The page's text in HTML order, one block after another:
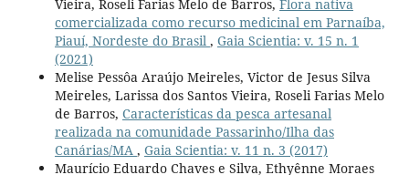
Vieira, Roseli Farias Melo de Barros, Flora nativa
comercializada como recurso medicinal em Parnaíba,
Piauí, Nordeste do Brasil , Gaia Scientia: v. 15 n. 1
(2021)
Melise Pessôa Araújo Meireles, Victor de Jesus Silva
Meireles, Larissa dos Santos Vieira, Roseli Farias Melo
de Barros, Características da pesca artesanal
realizada na comunidade Passarinho/Ilha das
Canárias/MA , Gaia Scientia: v. 11 n. 3 (2017)
Maurício Eduardo Chaves e Silva, Ethyênne Moraes